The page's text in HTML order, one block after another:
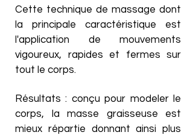
Cette technique de massage dont
la principale caractéristique est
l'application de mouvements
vigoureux, rapides et fermes sur
tout le corps.
Résultats : conçu pour modeler le
corps, la masse graisseuse est
mieux répartie donnant ainsi plus